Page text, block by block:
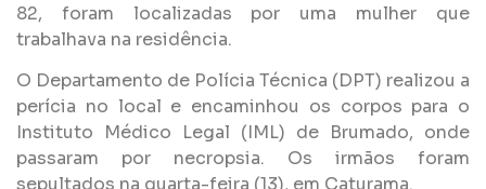
82, foram localizadas por uma mulher que
trabalhava na residência.
O Departamento de Polícia Técnica (DPT) realizou a
perícia no local e encaminhou os corpos para o
Instituto Médico Legal (IML) de Brumado, onde
passaram por necropsia. Os irmãos foram